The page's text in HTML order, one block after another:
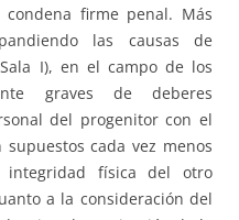
firme penal. Más
las causas de
I), en el campo de los
graves de deberes
del progenitor con el
cada vez menos
física del otro
a la consideración del